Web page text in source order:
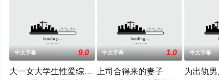
中文字幕 9.0
大一女大学生性爱综艺视频
中文字幕 1.0
上司合得来的妻子
中文字幕
为出轨